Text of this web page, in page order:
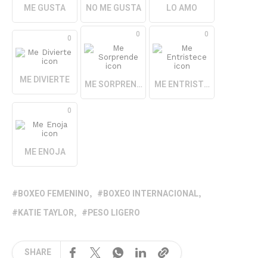
ME GUSTA NO ME GUSTA LO AMO
0
ME DIVIERTE
0
ME SORPRENDE
0
ME ENTRISTECE
0
ME ENOJA
BOXEO FEMENINO
BOXEO INTERNACIONAL
KATIE TAYLOR
PESO LIGERO
SHARE